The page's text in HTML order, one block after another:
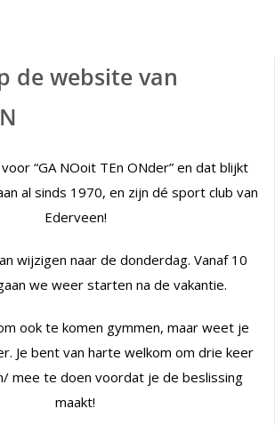
de website van
“GA NOoit TEn ONder” en dat blijkt
al sinds 1970, en zijn dé sport club van
Ederveen!
wijzigen naar de donderdag. Vanaf 10
we weer starten na de vakantie.
ook te komen gymmen, maar weet je
Je bent van harte welkom om drie keer
mee te doen voordat je de beslissing
maakt!